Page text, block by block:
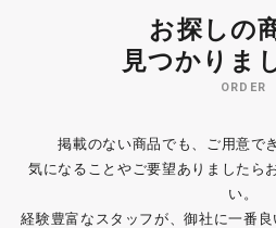
お探しの
見つかりま
ORDER
掲載のない商品でも、ご用意で
気になることやご要望ありましたら
い。
経験豊富なスタッフが、御社に一番